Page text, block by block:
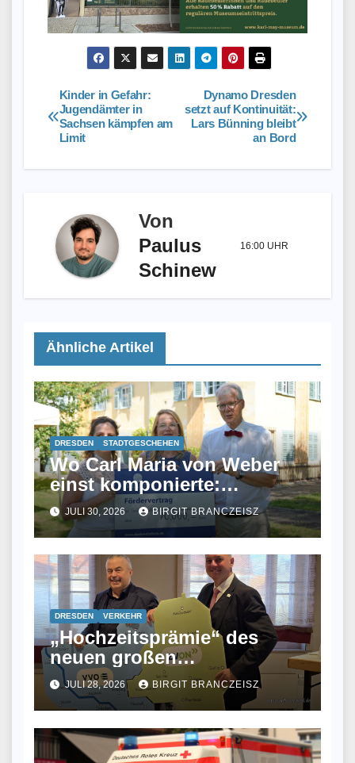
Beitragsnavigation
Dynamo Dresden
setzt auf Kontinuität:
Lars Bünning bleibt
an Bord
Kinder in Gefahr:
Jugendämter in
Sachsen kämpfen am
Limit
Von
Paulus
Schinew
16:00 UHR
Ähnliche Artikel
DRESDEN STADTGESCHEHEN
Wo Carl Maria von Weber
einst komponierte:
Winzerhaus bekommt
endlich ein neues Dach
JULI 30, 2026 BIRGIT BRANCZEISZ
DRESDEN VERKEHR
„Hochzeitsprämie“ des
neuen großen
Verkehrsverbundes geht in
diese Orte
JULI 28, 2026 BIRGIT BRANCZEISZ